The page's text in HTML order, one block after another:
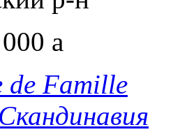
a
de Famillе